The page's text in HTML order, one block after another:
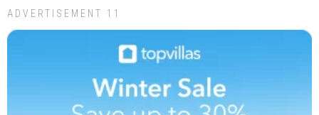
ADVERTISEMENT 11